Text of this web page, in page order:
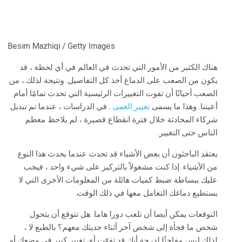
Besim Mazhiqi / Getty Images
هناك الكثير من الأمور التي تحدث في العالم في أي لحظة ، قد
يكون من الصعب على الدماغ أخذ كل التفاصيل. ونتيجة لذلك ، من
الصعب أحيانًا أن تفوت التغييرات الرئيسية التي تحدث تمامًا أمام
أعيننا. وهذا ما يسمى تغيير العمى . في الدراسات ، عندما تم تبديل
شركاء المحادثة خلال فترة انقطاع قصيرة ، لم يلاحظ معظم
الناس حتى التغيير.
يعتقد الباحثون أن بعض الأشياء قد تحدث عندما يحدث هذا النوع
من الأشياء. إذا كنت مشغولاً بالتركيز على شيء واحد ، فيجب
عليك ببساطة ضبط كميات هائلة من المعلومات الأخرى التي لا
يستطيع دماغك التعامل معها في ذلك الوقت.
التوقعات يمكن أيضا أن تلعب دورا هاما. هل تتوقع أن يتحول
شخص ما فجأة إلى شخص آخر أثناء حديثك معهم؟ بالطبع لا ،